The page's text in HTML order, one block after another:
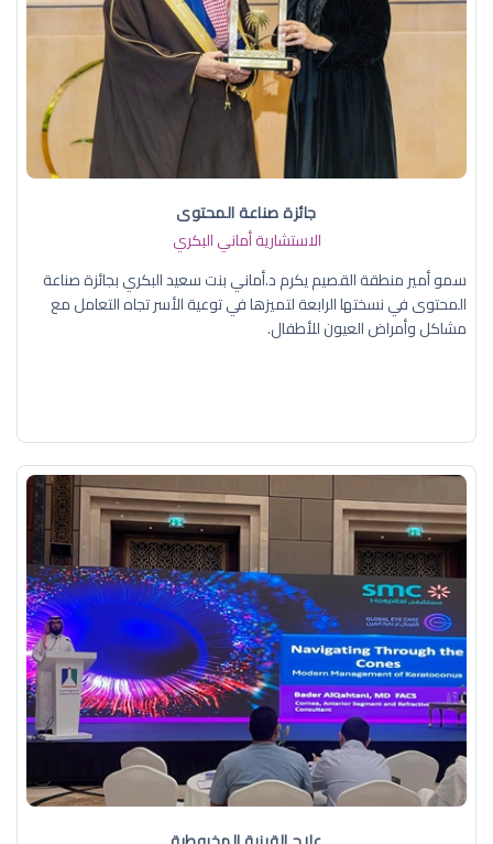
جائزة صناعة المحتوى
الاستشارية أماني البكري
سمو أمير منطقة القصيم يكرم د.أماني بنت سعيد البكري بجائزة صناعة
المحتوى في نسختها الرابعة لتميزها في توعية الأسر تجاه التعامل مع
مشاكل وأمراض العيون للأطفال.